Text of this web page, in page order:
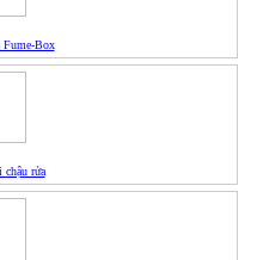
Fume-Box
rửa